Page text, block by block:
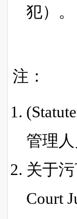
犯）。
注：
管理
关于
Court